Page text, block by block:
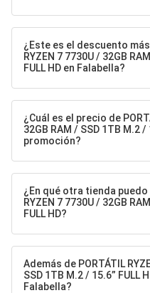
¿Este es el descuento
RYZEN 7 7730U / 32GB
FULL HD en Falabella?
¿Cuál es el precio de
32GB RAM / SSD 1TB M.2 /
promoción?
¿En qué otra tienda
RYZEN 7 7730U / 32GB
FULL HD?
Además de PORTÁTIL
SSD 1TB M.2 / 15.6” FULL
Falabella?